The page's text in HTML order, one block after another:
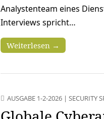
Analystenteam eines
Interviews spricht…
Weiterlesen →
AUSGABE 1-2-2026| SECURITY